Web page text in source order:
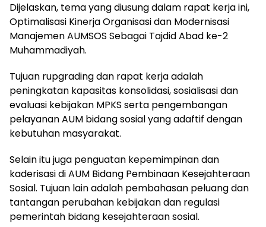
Dijelaskan, tema yang diusung dalam rapat kerja ini,
Optimalisasi Kinerja Organisasi dan Modernisasi
Manajemen AUMSOS Sebagai Tajdid Abad ke-2
Muhammadiyah.
Tujuan rupgrading dan rapat kerja adalah
peningkatan kapasitas konsolidasi, sosialisasi dan
evaluasi kebijakan MPKS serta pengembangan
pelayanan AUM bidang sosial yang adaftif dengan
kebutuhan masyarakat.
Selain itu juga penguatan kepemimpinan dan
kaderisasi di AUM Bidang Pembinaan Kesejahteraan
Sosial. Tujuan lain adalah pembahasan peluang dan
tantangan perubahan kebijakan dan regulasi
pemerintah bidang kesejahteraan sosial.